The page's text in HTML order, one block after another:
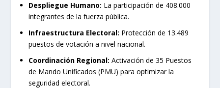
Despliegue Humano: La participación de 408.000
integrantes de la fuerza pública.
Infraestructura Electoral: Protección de 13.489
puestos de votación a nivel nacional.
Coordinación Regional: Activación de 35 Puestos
de Mando Unificados (PMU) para optimizar la
seguridad electoral.